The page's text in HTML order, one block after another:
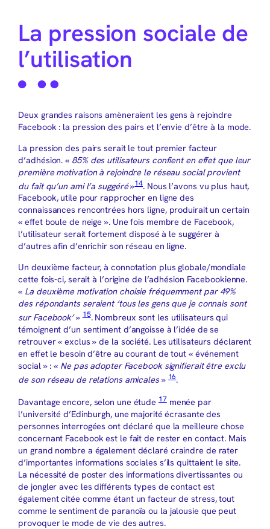
La pression sociale de
l’utilisation
Deux grandes raisons amèneraient les gens à rejoindre
Facebook : la pression des pairs et l’envie d’être à la mode.
La pression des pairs serait le tout premier facteur
d’adhésion. « 85% des utilisateurs confient en effet que leur
première motivation à rejoindre le réseau social provient
du fait qu’un ami l’a suggéré»14. Nous l’avons vu plus haut,
Facebook, utile pour rapprocher en ligne des
connaissances rencontrées hors ligne, produirait un certain
« effet boule de neige ». Une fois membre de Facebook,
l’utilisateur serait fortement disposé à le suggérer à
d’autres afin d’enrichir son réseau en ligne.
Un deuxième facteur, à connotation plus globale/mondiale
cette fois-ci, serait à l’origine de l’adhésion Facebookienne.
« La deuxième motivation choisie fréquemment par 49%
des répondants seraient ‘tous les gens que je connais sont
sur Facebook’»15. Nombreux sont les utilisateurs qui
témoignent d’un sentiment d’angoisse à l’idée de se
retrouver « exclus » de la société. Les utilisateurs déclarent
en effet le besoin d’être au courant de tout « événement
social » : « Ne pas adopter Facebook signifierait être exclu
de son réseau de relations amicales»16.
Davantage encore, selon une étude 17menée par
l’université d’Edinburgh, une majorité écrasante des
personnes interrogées ont déclaré que la meilleure chose
concernant Facebook est le fait de rester en contact. Mais
un grand nombre a également déclaré craindre de rater
d’importantes informations sociales s’ils quittaient le site.
La nécessité de poster des informations divertissantes ou
de jongler avec les différents types de contact est
également citée comme étant un facteur de stress, tout
comme le sentiment de paranoïa ou la jalousie que peut
provoquer le mode de vie des autres.